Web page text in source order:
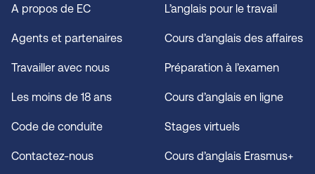
A propos de EC
Agents et partenaires
Travailler avec nous
Les moins de 18 ans
Code de conduite
Contactez-nous
L’anglais pour le travail
Cours d’anglais des affaires
Préparation à l’examen
Cours d’anglais en ligne
Stages virtuels
Cours d’anglais Erasmus+